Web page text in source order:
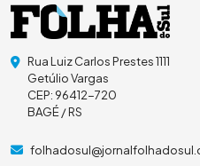
Rua Luiz Carlos Prestes 1111
Getúlio Vargas
CEP: 96412-720
BAGÉ / RS